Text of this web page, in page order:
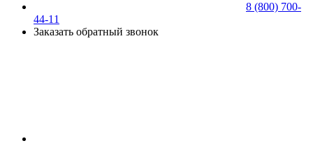
8 (800) 700-
44-11
Заказать обратный звонок